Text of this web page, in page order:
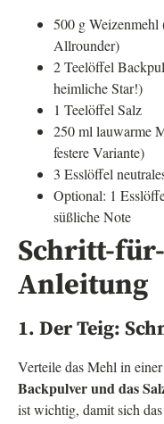
500 g Weizenmehl
Allrounder)
2 Teelöffel
heimliche Star!)
1 Teelöffel Salz
250 ml lauwarme
festere Variante)
3 Esslöffel
Optional: 1
süßliche Note
Schritt-
Anleitung
1. Der Teig:
Verteile das Mehl in
Backpulver und das
ist wichtig, damit sich